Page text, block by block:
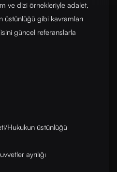
ve dizi örnekleriyle adalet,
üstünlüğü gibi kavramları
güncel referanslarla
Hukukun üstünlüğü
ayrılığı